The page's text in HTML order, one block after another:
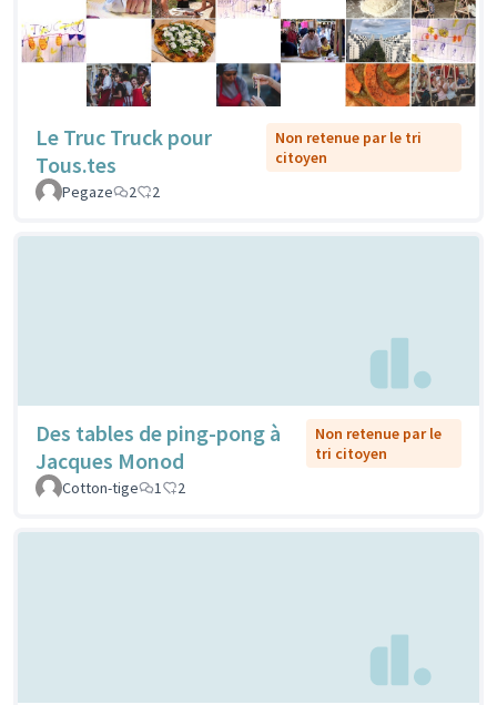
Le Truc Truck pour
Tous.tes
Non retenue par le tri
citoyen
Pegaze
2 2
Des tables de ping-pong à
Jacques Monod
Non retenue par le
tri citoyen
Cotton-tige
1 2